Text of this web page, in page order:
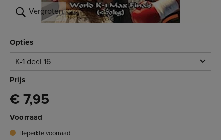
Vergroten
Opties
K-1 deel 16
K-1 deel 16
3.008.016
Prijs
€ 7,95
Voorraad
Beperkte voorraad